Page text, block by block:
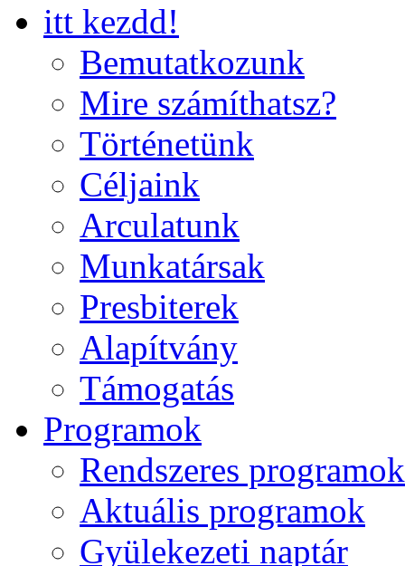
itt kezdd!
Bemutatkozunk
Mire számíthatsz?
Történetünk
Céljaink
Arculatunk
Munkatársak
Presbiterek
Alapítvány
Támogatás
Programok
Rendszeres programok
Aktuális programok
Gyülekezeti naptár